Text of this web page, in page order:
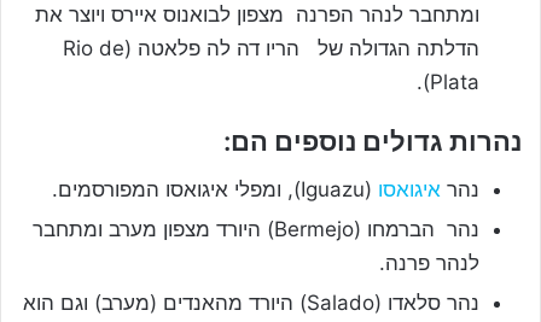
ומתחבר לנהר הפרנה מצפון לבואנוס איירס ויוצר את
הדלתה הגדולה של הריו דה לה פלאטה (Rio de
Plata).
נהרות גדולים נוספים הם:
נהר איגואסו (Iguazu), ומפלי איגואסו המפורסמים.
נהר הברמחו (Bermejo) היורד מצפון מערב ומתחבר
לנהר פרנה.
נהר סלאדו (Salado) היורד מהאנדים (מערב) וגם הוא